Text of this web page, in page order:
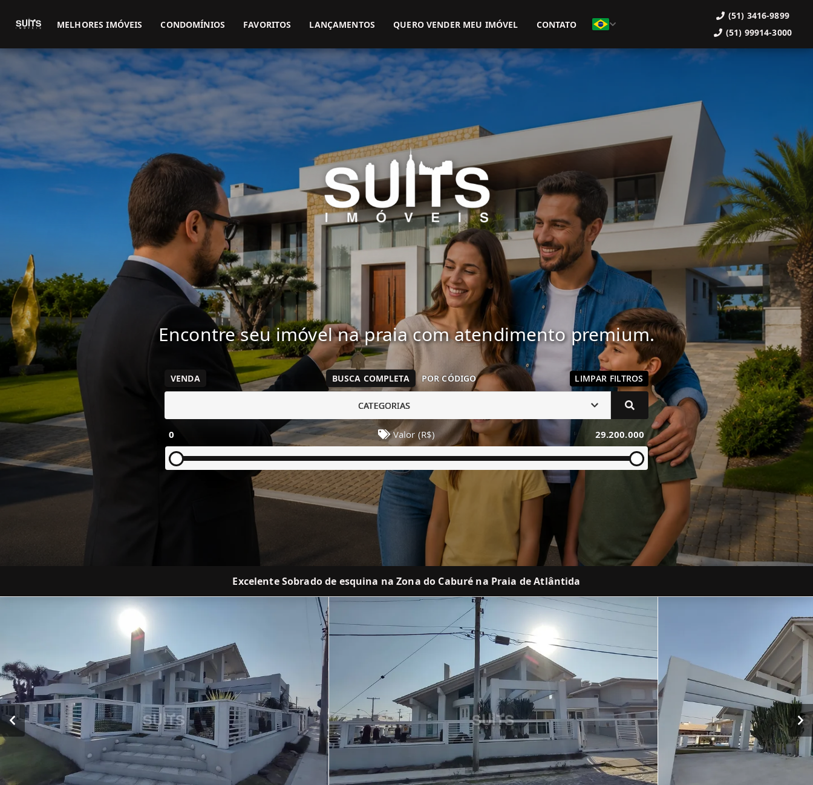
(51) 3416-9899 (51) 99914-3000
MELHORES IMÓVEIS CONDOMÍNIOS FAVORITOS LANÇAMENTOS QUERO VENDER MEU IMÓVEL CONTATO
(51) 3416-9899
(51) 99914-3000
Encontre seu imóvel na praia com atendimento premium.
VENDA BUSCA COMPLETA POR CÓDIGO LIMPAR FILTROS
CATEGORIAS
0 Valor (R$) 29.200.000
Excelente Sobrado de esquina na Zona do Caburé na Praia de Atlântida